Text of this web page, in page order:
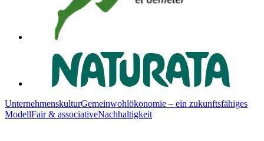
UnternehmenskulturGemeinwohlökonomie – ein zukunftsfähiges
ModellFair & associativeNachhaltigkeit